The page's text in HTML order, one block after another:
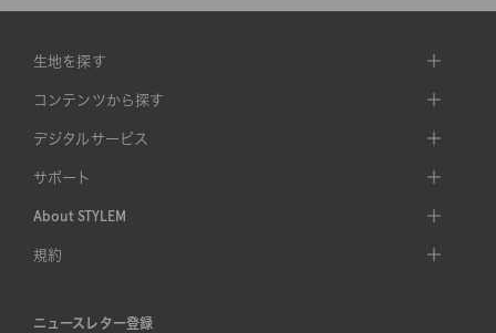
生地を探す
コンテンツから探す
デジタルサービス
サポート
About STYLEM
規約
ニュースレター登録